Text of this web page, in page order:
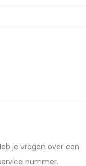
je vragen over een
nummer.